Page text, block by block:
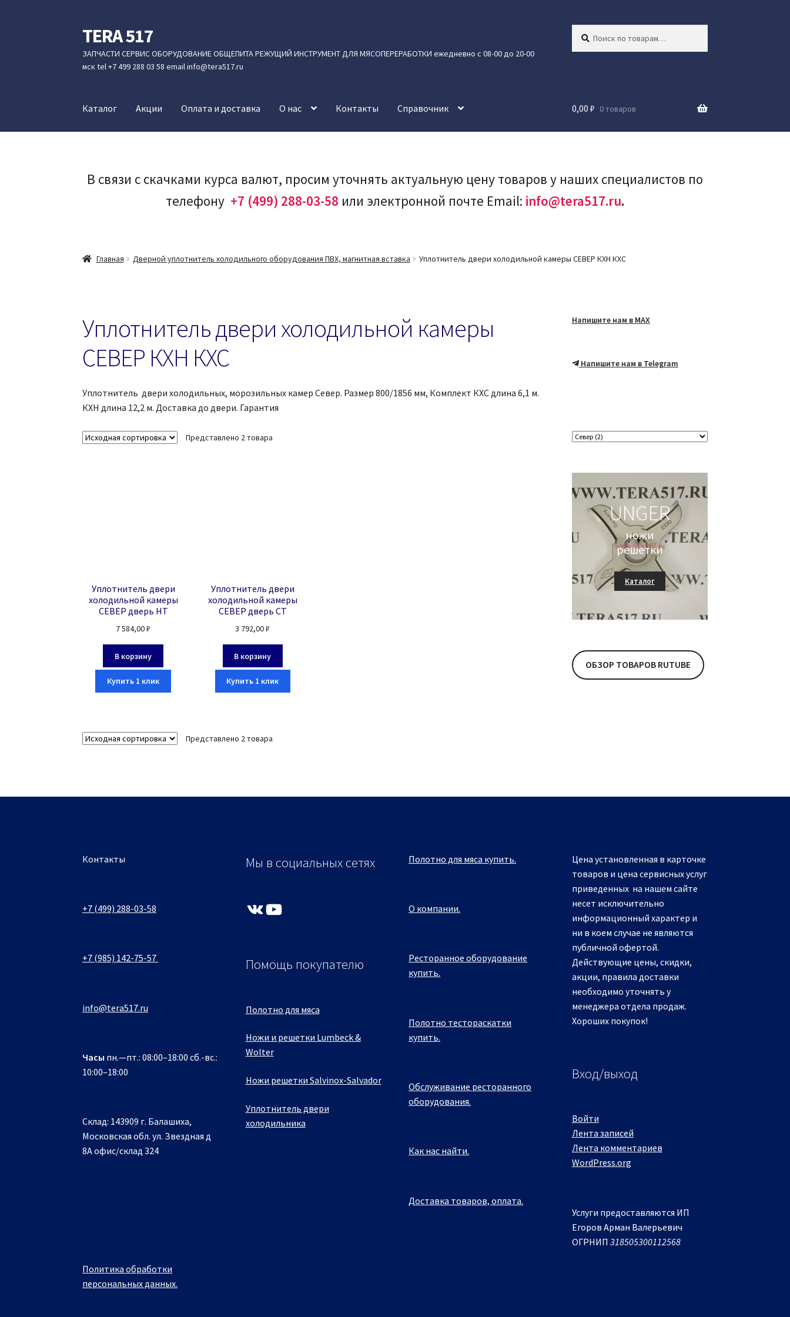
Перейти
к
навигации
Перейти
к
содержимому
TERA 517
ЗАПЧАСТИ СЕРВИС ОБОРУДОВАНИЕ ОБЩЕПИТА РЕЖУЩИЙ ИНСТРУМЕНТ ДЛЯ МЯСОПЕРЕРАБОТКИ ежедневно с 08-00 до 20-00
мск tel +7 499 288 03 58 email info@tera517.ru
Каталог Акции Оплата и доставка О нас Контакты Справочник 0,00 ₽ 0 товаров
В связи с скачками курса валют, просим уточнять актуальную цену товаров у наших специалистов по
телефону +7 (499) 288-03-58 или электронной почте Email: info@tera517.ru.
Главная Дверной уплотнитель холодильного оборудования ПВХ, магнитная вставка Уплотнитель двери холодильной камеры СЕВЕР КХН КХС
Уплотнитель двери холодильной камеры
СЕВЕР КХН КХС
Уплотнитель двери холодильных, морозильных камер Север. Размер 800/1856 мм, Комплект КХС длина 6,1 м.
КХН длина 12,2 м. Доставка до двери. Гарантия
Представлено 2 товара
Уплотнитель двери
холодильной камеры
СЕВЕР дверь НТ
7 584,00₽
В корзину
Купить 1 клик
Уплотнитель двери
холодильной камеры
СЕВЕР дверь СТ
3 792,00₽
В корзину
Купить 1 клик
Представлено 2 товара
Напишите нам в MAX
Напишите нам в Telegram
UNGER
ножи
решетки
Каталог
ENTERPRISE
Каталог
УПЛОТНИТЕЛЬ
холодильного
оборудования
Каталог
оборудования
Каталог
ОБЗОР ТОВАРОВ RUTUBE
Контакты
+7 (499) 288-03-58
+7 (985) 142-75-57
info@tera517.ru
Часы пн.—пт.: 08:00–18:00 сб.-вс.:
10:00–18:00
Склад: 143909 г. Балашиха,
Московская обл. ул. Звездная д
8А офис/склад 324
Политика обработки
персональных данных.
Мы в социальных сетях
VK YouTube
Помощь покупателю
Полотно для мяса
Ножи и решетки Lumbeck &
Wolter
Ножи решетки Salvinox-Salvador
Уплотнитель двери
холодильника
Полотно для мяса купить.
О компании.
Ресторанное оборудование
купить.
Полотно тестораскатки
купить.
Обслуживание ресторанного
оборудования.
Как нас найти.
Доставка товаров, оплата.
Цена установленная в карточке
товаров и цена сервисных услуг
приведенных на нашем сайте
несет исключительно
информационный характер и
ни в коем случае не являются
публичной офертой.
Действующие цены, скидки,
акции, правила доставки
необходимо уточнять у
менеджера отдела продаж.
Хороших покупок!
Вход/выход
Войти
Лента записей
Лента комментариев
WordPress.org
Услуги предоставляются ИП
Егоров Арман Валерьевич
ОГРНИП 318505300112568